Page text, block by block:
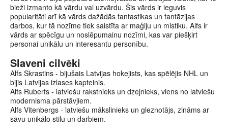
bieži izmanto kā vārdu vai uzvārdu. Šis vārds ir ieguvis
popularitāti arī kā vārds dažādās fantastikas un fantāzijas
darbos, kur tā nozīme tiek saistīta ar maģiju un mistiku. Alfs ir
vārds ar spēcīgu un noslēpumainu nozīmi, kas var piešķirt
personai unikālu un interesantu personību.
Slaveni cilvēki
Alfs Skrastins - bijušais Latvijas hokejists, kas spēlējis NHL un
bijis Latvijas izlases kapteinis.
Alfs Ruberts - latviešu rakstnieks un dzejnieks, viens no latviešu
modernisma pārstāvjiem.
Alfs Vitenbergs - latviešu mākslinieks un gleznotājs, zināms ar
savu unikālo stilu un darbiem.